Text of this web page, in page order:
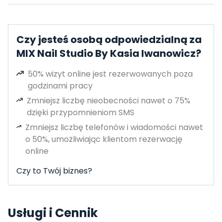
Czy jesteś osobą odpowiedzialną za
MIX Nail Studio By Kasia Iwanowicz?
50% wizyt online jest rezerwowanych poza
godzinami pracy
Zmniejsz liczbę nieobecności nawet o 75%
dzięki przypomnieniom SMS
Zmniejsz liczbę telefonów i wiadomości nawet
o 50%, umożliwiając klientom rezerwację
online
Czy to Twój biznes?
Usługi i Cennik